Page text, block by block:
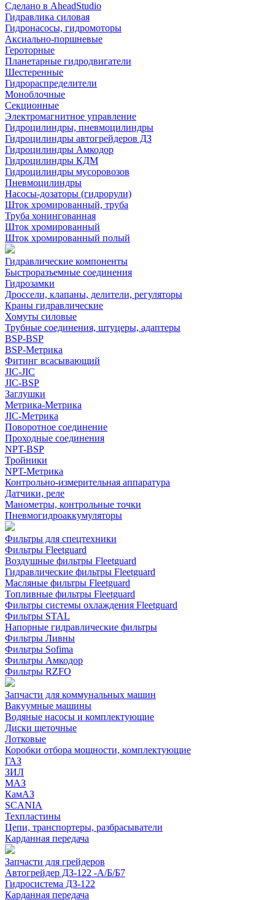
Сделано в AheadStudio
Гидравлика силовая
Гидронасосы, гидромоторы
Аксиально-поршневые
Героторные
Планетарные гидродвигатели
Шестеренные
Гидрораспределители
Моноблочные
Секционные
Электромагнитное управление
Гидроцилиндры, пневмоцилиндры
Гидроцилиндры автогрейдеров ДЗ
Гидроцилиндры Амкодор
Гидроцилиндры КДМ
Гидроцилиндры мусоровозов
Пневмоцилиндры
Насосы-дозаторы (гидрорули)
Шток хромированный, труба
Труба хонингованная
Шток хромированный
Шток хромированный полый
Гидравлические компоненты
Быстроразъемные соединения
Гидрозамки
Дроссели, клапаны, делители, регуляторы
Краны гидравлические
Хомуты силовые
Трубные соединения, штуцеры, адаптеры
BSP-BSP
BSP-Метрика
Фитинг всасывающий
JIC-JIC
JIC-BSP
Заглушки
Метрика-Метрика
JIC-Метрика
Поворотное соединение
Проходные соединения
NPT-BSP
Тройники
NPT-Метрика
Контрольно-измерительная аппаратура
Датчики, реле
Манометры, контрольные точки
Пневмогидроаккумуляторы
Фильтры для спецтехники
Фильтры Fleetguard
Воздушные фильтры Fleetguard
Гидравлические фильтры Fleetguard
Масляные фильтры Fleetguard
Топливные фильтры Fleetguard
Фильтры системы охлаждения Fleetguard
Фильтры STAL
Напорные гидравлические фильтры
Фильтры Ливны
Фильтры Sofima
Фильтры Амкодор
Фильтры RZFO
Запчасти для коммунальных машин
Вакуумные машины
Водяные насосы и комплектующие
Диски щеточные
Лотковые
Коробки отбора мощности, комплектующие
ГАЗ
ЗИЛ
МАЗ
КамАЗ
SCANIA
Техпластины
Цепи, транспортеры, разбрасыватели
Карданная передача
Запчасти для грейдеров
Автогрейдер ДЗ-122 -А/Б/Б7
Гидросистема ДЗ-122
Карданная передача